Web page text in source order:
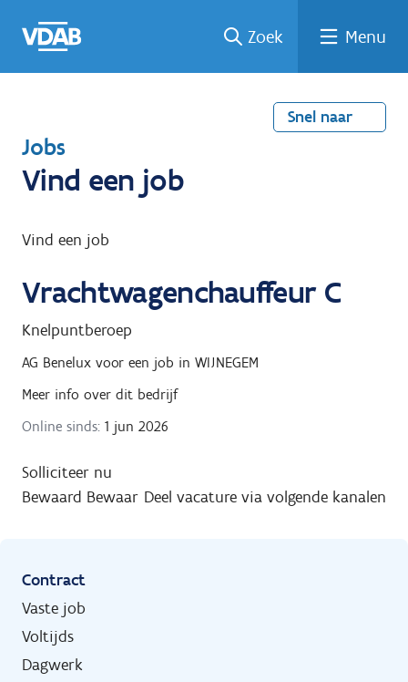
naar
een
een
job
naar
Zoek Menu
Snel naar
T
e
u
n
a
a
Jobs
Vind een job
Vind een job
Vrachtwagenchauffeur C
Knelpuntberoep
AG Benelux voor een job in WIJNEGEM
Meer info over dit bedrijf
Online sinds: 1 jun 2026
Solliciteer nu
Bewaard Bewaar Deel vacature via volgende kanalen
Contract
Vaste job
Voltijds
Dagwerk